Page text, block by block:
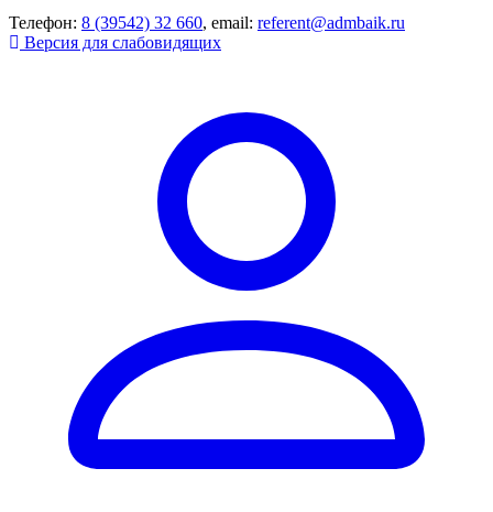
Телефон: 8 (39542) 32 660, email: referent@admbaik.ru
Версия для слабовидящих